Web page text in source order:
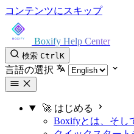
コンテンツにスキップ
Boxify Help Center
検索 CtrlK
言語の選択
🚀 はじめる
Boxifyとは、そし